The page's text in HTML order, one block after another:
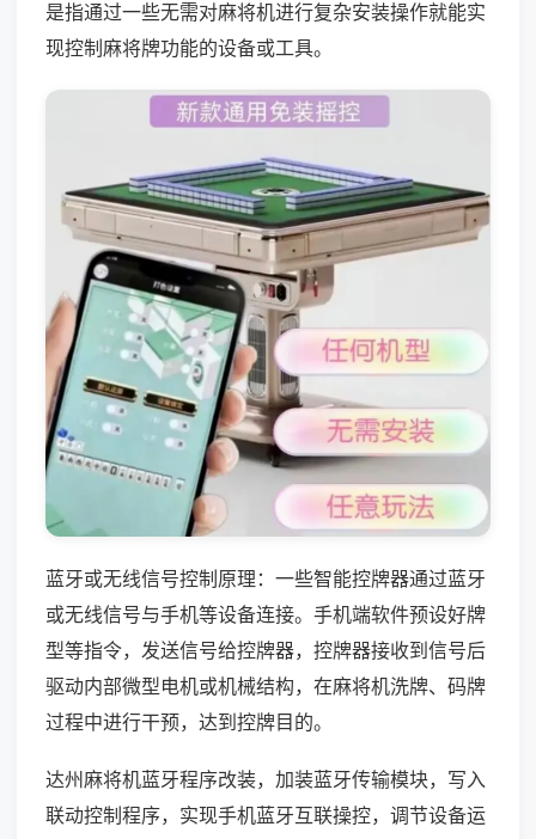
是指通过一些无需对麻将机进行复杂安装操作就能实
现控制麻将牌功能的设备或工具。
蓝牙或无线信号控制原理：一些智能控牌器通过蓝牙
或无线信号与手机等设备连接。手机端软件预设好牌
型等指令，发送信号给控牌器，控牌器接收到信号后
驱动内部微型电机或机械结构，在麻将机洗牌、码牌
过程中进行干预，达到控牌目的。
达州麻将机蓝牙程序改装，加装蓝牙传输模块，写入
联动控制程序，实现手机蓝牙互联操控，调节设备运